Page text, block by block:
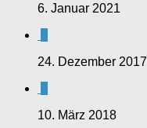
6. Januar 2021
24. Dezember 2017
10. März 2018